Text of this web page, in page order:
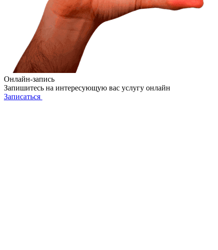
Онлайн-запись
Запишитесь на интересующую вас услугу онлайн
Записаться